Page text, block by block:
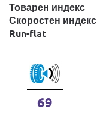
Товарен индекс
Скоростен индекс
Run-flat
69